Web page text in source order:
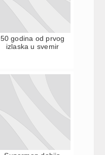
50 godina od prvog
izlaska u svemir